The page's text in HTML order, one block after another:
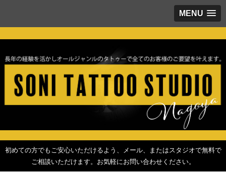
MENU
初めての方でもご安心いただけるよう、メール、またはスタジオで無料で
ご相談いただけます。お気軽にお問い合わせください。